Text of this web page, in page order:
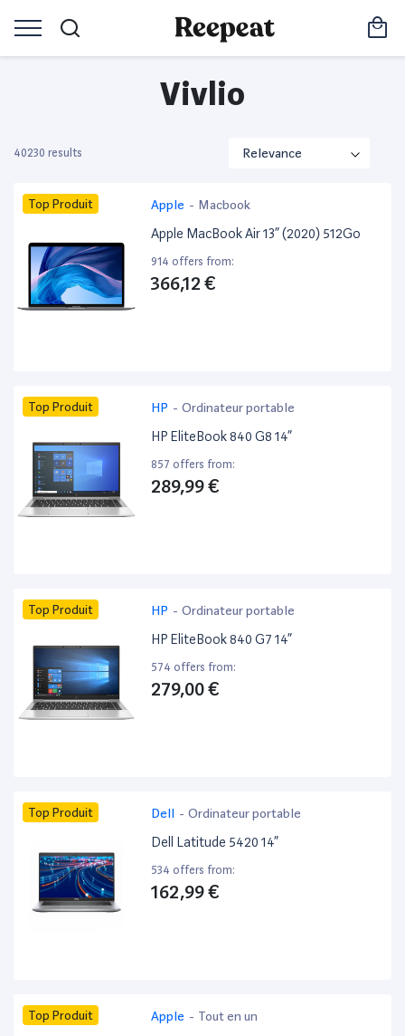
Vivlio
40230 results
Top Produit Apple - Macbook
Apple MacBook Air 13” (2020) 512Go
914 offers from:
366,12 €
Top Produit HP - Ordinateur portable
HP EliteBook 840 G8 14”
857 offers from:
289,99 €
Top Produit HP - Ordinateur portable
HP EliteBook 840 G7 14”
574 offers from:
279,00 €
Top Produit Dell - Ordinateur portable
Dell Latitude 5420 14”
534 offers from:
162,99 €
Top Produit Apple - Tout en un